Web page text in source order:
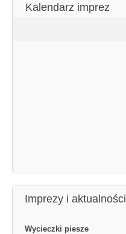
Kalendarz imprez
Imprezy i aktualności
Wycieczki piesze